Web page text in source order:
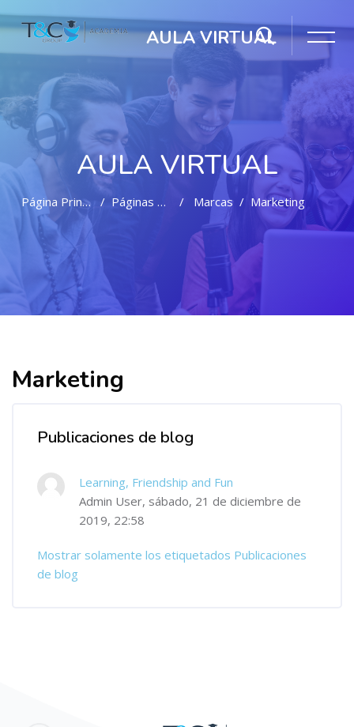
AULA VIRTUAL
AULA VIRTUAL
Página Principal Páginas Del Sitio Marcas Marketing
Marketing
Publicaciones de blog
Learning, Friendship and Fun
Admin User, sábado, 21 de diciembre de
2019, 22:58
Mostrar solamente los etiquetados Publicaciones
de blog